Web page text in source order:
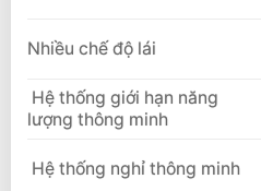
Nhiều chế độ lái
Hệ thống giới hạn năng
lượng thông minh
Hệ thống nghỉ thông minh